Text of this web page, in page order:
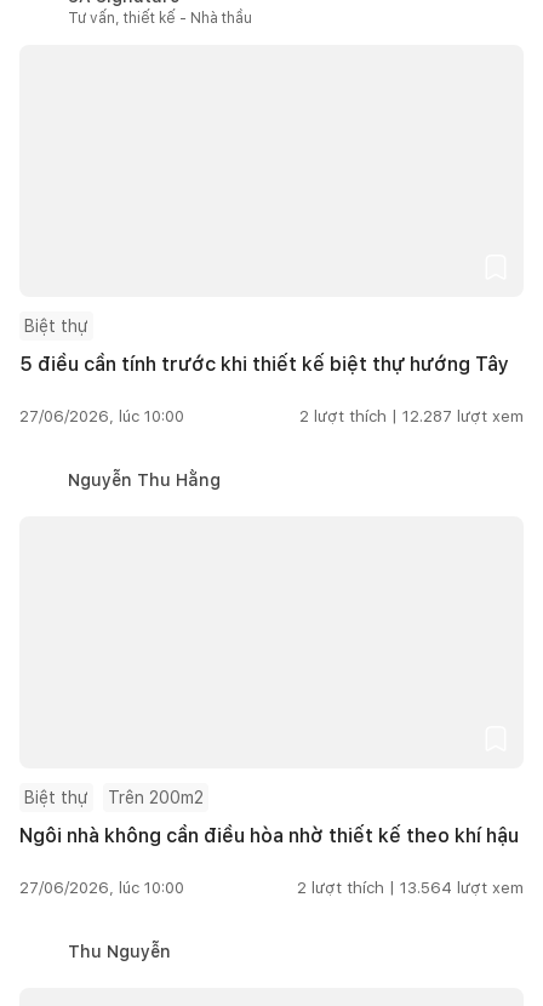
Tư vấn, thiết kế - Nhà thầu
Biệt thự
5 điều cần tính trước khi thiết kế biệt thự hướng Tây
27/06/2026, lúc 10:00 2 lượt thích | 12.287 lượt xem
Nguyễn Thu Hằng
Biệt thự Trên 200m2
Ngôi nhà không cần điều hòa nhờ thiết kế theo khí hậu
27/06/2026, lúc 10:00 2 lượt thích | 13.564 lượt xem
Thu Nguyễn